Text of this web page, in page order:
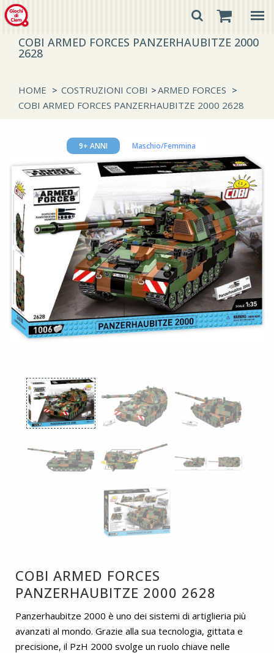
COBI ARMED FORCES PANZERHAUBITZE 2000
2628
HOME > COSTRUZIONI COBI >ARMED FORCES >
COBI ARMED FORCES PANZERHAUBITZE 2000 2628
9+ ANNI Maschio/Femmina
COBI ARMED FORCES
PANZERHAUBITZE 2000 2628
Panzerhaubitze 2000 è uno dei sistemi di artiglieria più
avanzati al mondo. Grazie alla sua tecnologia, gittata e
precisione, il PzH 2000 svolge un ruolo chiave nelle